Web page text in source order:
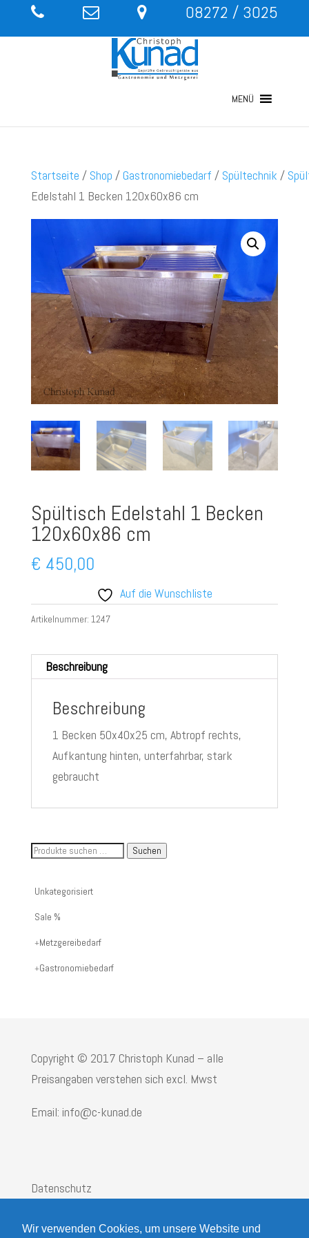
Wir verwenden Cookies, um unsere Website und
08272 / 3025
MENÜ
Startseite / Shop /Gastronomiebedarf / Spültechnik /
Edelstahl 1 Becken 120x60x86 cm
Spültisch Edelstahl 1 Becken
120x60x86 cm
€ 450,00
Auf die Wunschliste
Artikelnummer: 1247
Beschreibung
Beschreibung
1 Becken 50x40x25 cm, Abtropf rechts,
Aufkantung hinten, unterfahrbar, stark
gebraucht
Suche
Artikelnummer
oder
Suchen
Unkategorisiert
Sale %
Metzgereibedarf
Gastronomiebedarf
Copyright © 2017 Christoph Kunad – alle
Preisangaben verstehen sich excl. Mwst
Email: info@c-kunad.de
Datenschutz